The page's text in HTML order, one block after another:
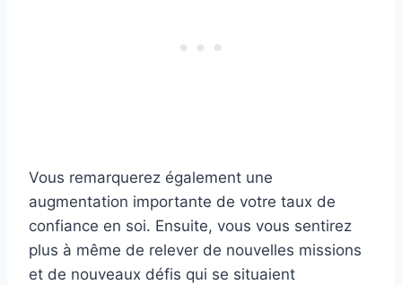
Vous remarquerez également une
augmentation importante de votre taux de
confiance en soi. Ensuite, vous vous sentirez
plus à même de relever de nouvelles missions
et de nouveaux défis qui se situaient